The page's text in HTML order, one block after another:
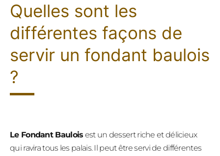
Quelles sont les
différentes façons de
servir un fondant baulois
?
Le Fondant Baulois est un dessert riche et délicieux
qui ravira tous les palais. Il peut être servi de différentes